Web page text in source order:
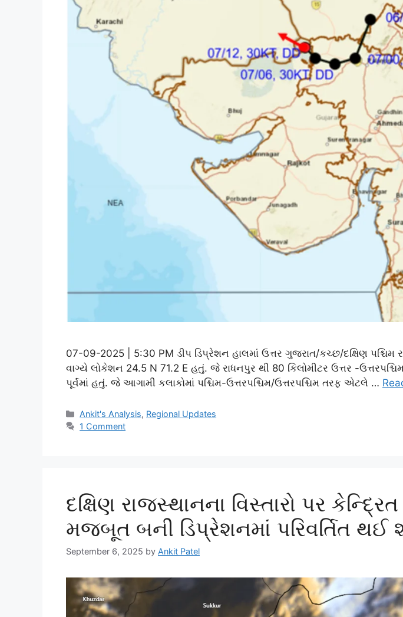
07-09-2025 | 5:30 PM ડીપ ડિપ્રેશન હાલમાં ઉત્તર ગુજરાત/કચ્છ/દક્ષિણ પશ્ચિમ
વાગ્યે લોકેશન 24.5 N 71.2 E હતું. જે રાધનપુર થી 80 કિલોમીટર ઉત્તર -
પૂર્વમાં હતું. જે આગામી કલાકોમાં પશ્ચિમ-ઉત્તરપશ્ચિમ/ઉત્તરપશ્ચિમ તરફ એટલે …
Categories
Ankit's Analysis, Regional Updates
1 Comment
દક્ષિણ રાજસ્થાનના વિસ્તારો પર
મજબૂત બની ડિપ્રેશનમાં પરિવર્તિત
September 6, 2025 by Ankit Patel